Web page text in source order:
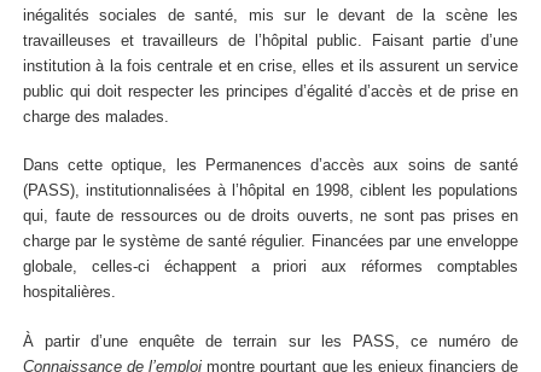
inégalités sociales de santé, mis sur le devant de la scène les
travailleuses et travailleurs de l’hôpital public. Faisant partie d’une
institution à la fois centrale et en crise, elles et ils assurent un service
public qui doit respecter les principes d’égalité d’accès et de prise en
charge des malades.
Dans cette optique, les Permanences d’accès aux soins de santé
(PASS), institutionnalisées à l’hôpital en 1998, ciblent les populations
qui, faute de ressources ou de droits ouverts, ne sont pas prises en
charge par le système de santé régulier. Financées par une enveloppe
globale, celles-ci échappent a priori aux réformes comptables
hospitalières.
À partir d’une enquête de terrain sur les PASS, ce numéro de
Connaissance de l’emploimontre pourtant que les enjeux financiers de